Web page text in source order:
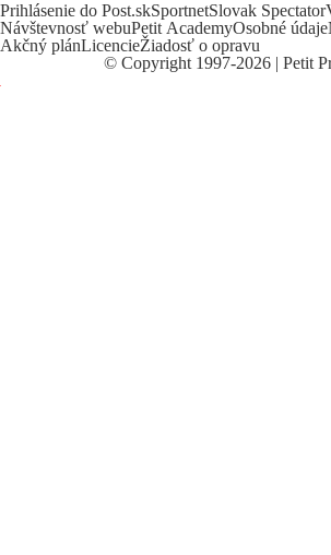
Prihlásenie do Post.skSportnetSlovak Spectator
Návštevnosť webuPetit AcademyOsobné údaje
Akčný plánLicencieŽiadosť o opravu
© Copyright 1997-2026 | Petit